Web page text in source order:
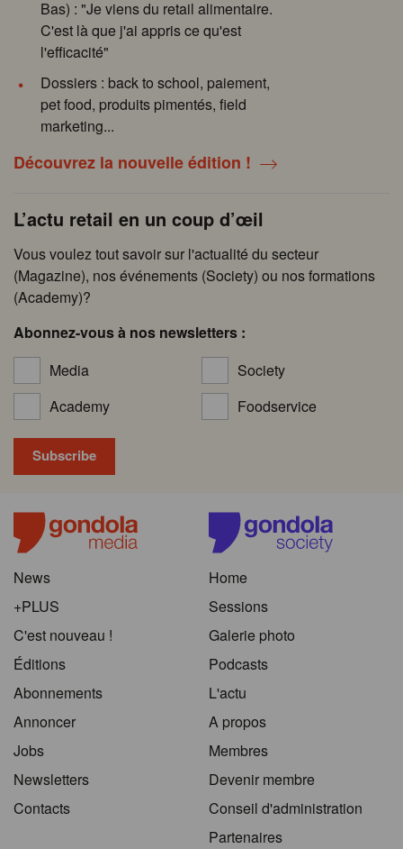
Bas) : "Je viens du retail alimentaire.
C'est là que j'ai appris ce qu'est
l'efficacité"
Dossiers : back to school, paiement,
pet food, produits pimentés, field
marketing...
Découvrez la nouvelle édition !
L’actu retail en un coup d’œil
Vous voulez tout savoir sur l'actualité du secteur
(Magazine), nos événements (Society) ou nos formations
(Academy)?
Abonnez-vous à nos newsletters :
Media
Society
Academy
Foodservice
News
+PLUS
C'est nouveau !
Éditions
Abonnements
Annoncer
Jobs
Newsletters
Contacts
Home
Sessions
Galerie photo
Podcasts
L'actu
A propos
Membres
Devenir membre
Conseil d'administration
Partenaires